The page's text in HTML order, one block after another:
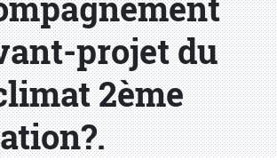
projet du
2ème